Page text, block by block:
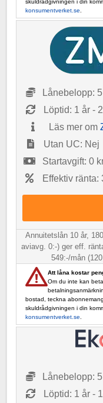
konsumentverket.se
Lånebelopp:
Löptid: 1 år -
Läs mer om
Utan UC: Nej
Startavgift: 0
Effektiv ränta:
Annuitetslån 10 år,
aviavg. 0:-) ger eff.
549:-/mån
Att låna kostar
Om du inte kan
bostad, teckna
skuldrådgivningen i din
konsumentverket.se
Lånebelopp:
Löptid: 1 år -